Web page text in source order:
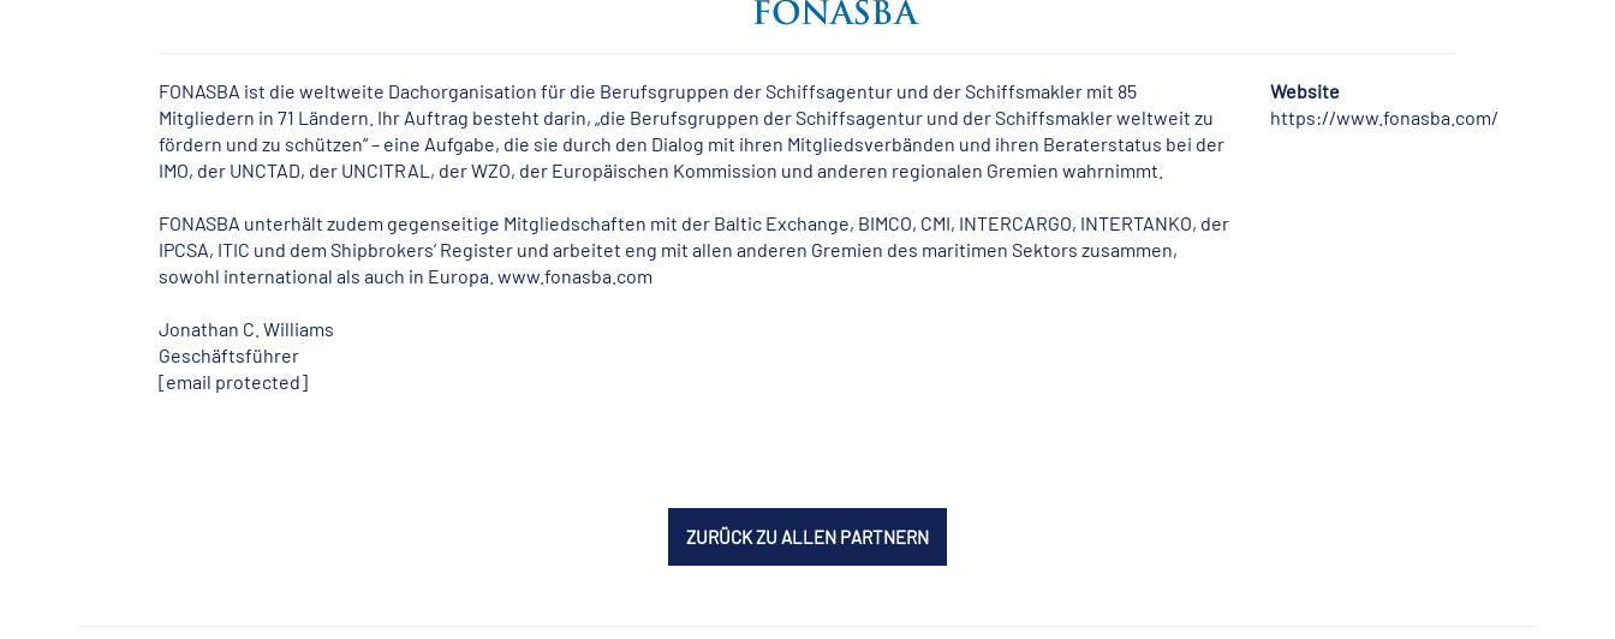
FONASBA ist die weltweite Dachorganisation für die Berufsgruppen der Schiffsagentur und der Schiffsmakler mit 85
Mitgliedern in 71 Ländern. Ihr Auftrag besteht darin, „die Berufsgruppen der Schiffsagentur und der Schiffsmakler weltweit zu
fördern und zu schützen“ – eine Aufgabe, die sie durch den Dialog mit ihren Mitgliedsverbänden und ihren Beraterstatus bei der
IMO, der UNCTAD, der UNCITRAL, der WZO, der Europäischen Kommission und anderen regionalen Gremien wahrnimmt.
FONASBA unterhält zudem gegenseitige Mitgliedschaften mit der Baltic Exchange, BIMCO, CMI, INTERCARGO, INTERTANKO, der
IPCSA, ITIC und dem Shipbrokers’ Register und arbeitet eng mit allen anderen Gremien des maritimen Sektors zusammen,
sowohl international als auch in Europa.www.fonasba.com
Jonathan C. Williams
Geschäftsführer
[email protected]
Website
https://www.fonasba.com/
ZURÜCK ZU ALLEN PARTNERN